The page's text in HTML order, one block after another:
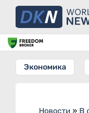
Экономика
Новости » В